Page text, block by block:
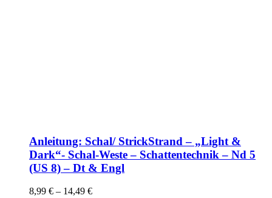
Anleitung: Schal/ StrickStrand – „Light &
Dark“- Schal-Weste – Schattentechnik – Nd 5
(US 8) – Dt & Engl
8,99 € – 14,49 €